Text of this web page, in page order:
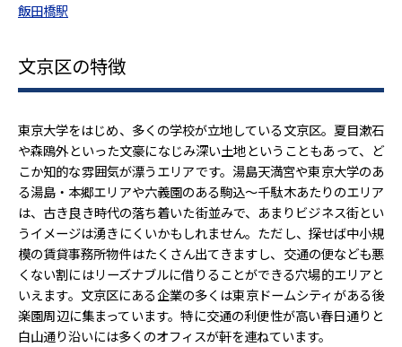
飯田橋駅
文京区の特徴
東京大学をはじめ、多くの学校が立地している文京区。夏目漱石
や森鴎外といった文豪になじみ深い土地ということもあって、ど
こか知的な雰囲気が漂うエリアです。湯島天満宮や東京大学のあ
る湯島・本郷エリアや六義園のある駒込～千駄木あたりのエリア
は、古き良き時代の落ち着いた街並みで、あまりビジネス街とい
うイメージは湧きにくいかもしれません。ただし、探せば中小規
模の賃貸事務所物件はたくさん出てきますし、交通の便なども悪
くない割にはリーズナブルに借りることができる穴場的エリアと
いえます。文京区にある企業の多くは東京ドームシティがある後
楽園周辺に集まっています。特に交通の利便性が高い春日通りと
白山通り沿いには多くのオフィスが軒を連ねています。